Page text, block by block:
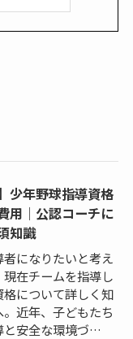
少年野球指導資格
用｜公認コーチに
知識
になりたいと考え
在チームを指導し
について詳しく知
近年、子どもたち
と安全な環境づ…